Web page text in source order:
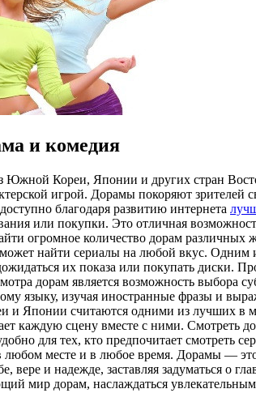
и комедия
Кореи, Японии и других стран
игрой. Дорамы покоряют
благодаря развитию интернета
или покупки. Это отличная
огромное количество дорам различных
найти сериалы на любой вкус. Одним
их показа или покупать диски.
дорам является возможность выбора
языку, изучая иностранные фразы и
Японии считаются одними из лучших в
каждую сцену вместе с ними. Смотреть
для тех, кто предпочитает смотреть
месте и в любое время. Дорамы — это
и надежде, заставляя задуматься о
мир дорам, наслаждаться